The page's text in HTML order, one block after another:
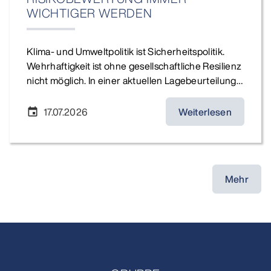
WICHTIGER WERDEN
Klima- und Umweltpolitik ist Sicherheitspolitik.
Wehrhaftigkeit ist ohne gesellschaftliche Resilienz
nicht möglich. In einer aktuellen Lagebeurteilung…
event 17.07.2026 Weiterlesen
Mehr